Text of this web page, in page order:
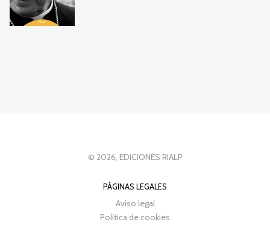
© 2026, EDICIONES RIALP
PÁGINAS LEGALES
Aviso legal
Política de cookies